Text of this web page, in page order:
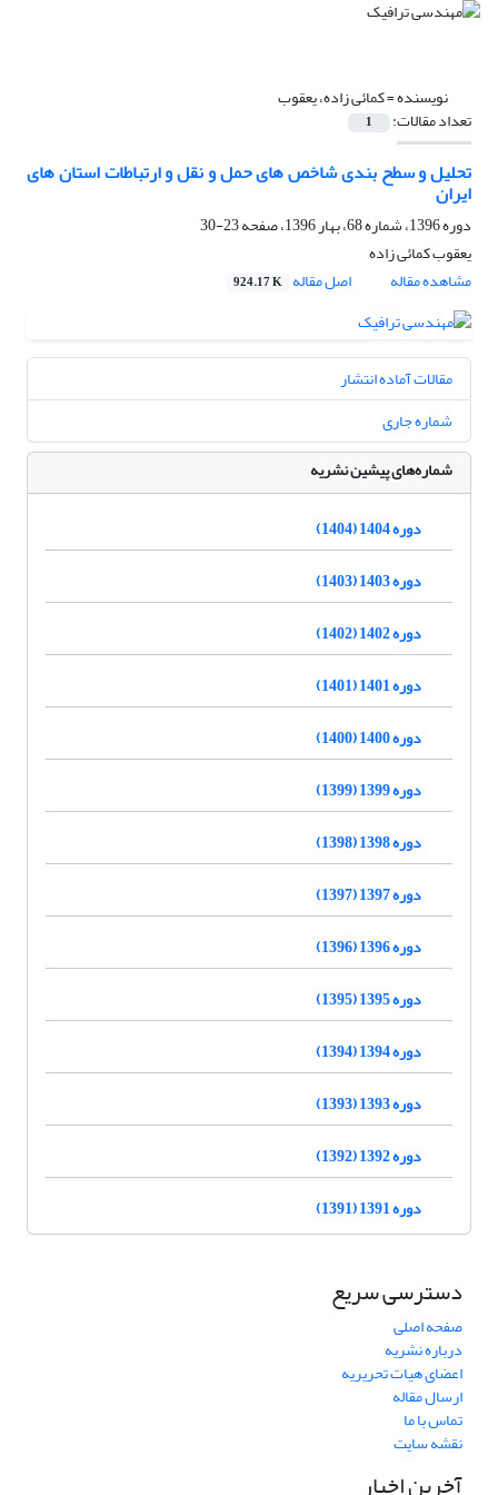
نویسنده =کمائی زاده، یعقوب
تعداد مقالات: 1
تحلیل و سطح بندی شاخص های حمل و نقل و ارتباطات استان های
ایران
دوره 1396، شماره 68، بهار 1396، صفحه
23-30
یعقوب کمائی زاده
مشاهده مقاله
اصل مقاله 924.17 K
مقالات آماده انتشار
شماره جاری
شماره‌های پیشین نشریه
دوره 1404 (1404)
دوره 1403 (1403)
دوره 1402 (1402)
دوره 1401 (1401)
دوره 1400 (1400)
دوره 1399 (1399)
دوره 1398 (1398)
دوره 1397 (1397)
دوره 1396 (1396)
دوره 1395 (1395)
دوره 1394 (1394)
دوره 1393 (1393)
دوره 1392 (1392)
دوره 1391 (1391)
دسترسی سریع
صفحه اصلی
درباره نشریه
اعضای هیات تحریریه
ارسال مقاله
تماس با ما
نقشه سایت
آخرین اخبار